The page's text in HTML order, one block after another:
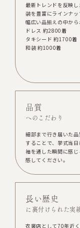
最新トレンドを反映
装を豊富にラインナッ
幅広い品揃えの中から
ドレス 約2800着
タキシード 約1700着
和装 約1000着
品質
へのこだわり
細部まで行き届いた
することで、挙式当日
袖を通した瞬間に感
感してください。
長い歴史
に裏付けられた実
衣裳店として70年近